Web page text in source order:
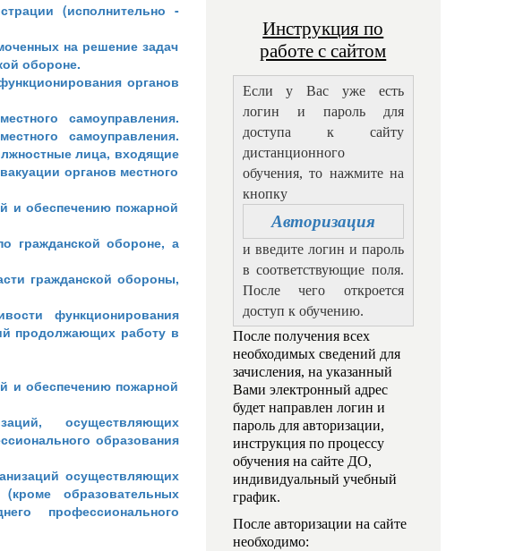
(исполнительно -
на решение задач
обороне.
органов
самоуправления.
самоуправления.
лица, входящие
органов местного
и обеспечению пожарной
гражданской обороне, а
гражданской обороны,
функционирования
продолжающих работу в
и обеспечению пожарной
осуществляющих
образования
осуществляющих
образовательных
профессионального
Инструкция по
работе с сайтом
Если у Вас уже есть
логин и пароль для
доступа к сайту
дистанционного
обучения, то нажмите на
кнопку
Авторизация
и введите логин и пароль
в соответствующие поля.
После чего откроется
доступ к обучению.
После получения всех
необходимых сведений для
зачисления, на указанный
Вами электронный адрес
будет направлен логин и
пароль для авторизации,
инструкция по процессу
обучения на сайте ДО,
индивидуальный учебный
график.
После авторизации на сайте
необходимо: